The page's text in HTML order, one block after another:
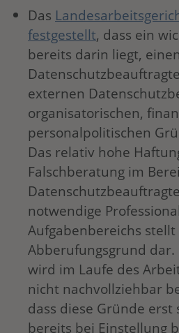
Das
festgestellt, dass ein
bereits darin liegt,
externen
organisatorischen,
personalpolitischen
Das relativ hohe
Falschberatung im
notwendige
Aufgabenbereichs
Abberufungsgrund
wird im Laufe des
nicht nachvollziehbar
dass diese Gründe
bereits bei Einstellung